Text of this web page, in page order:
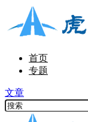
首页
专题
文章